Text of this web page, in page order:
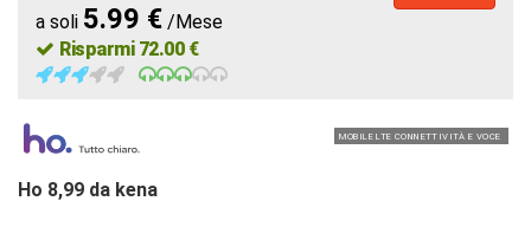
a soli 5.99 € /Mese
Risparmi 72.00 €
MOBILE LTE CONNETTIVITÀ E VOCE
Ho 8,99 da kena